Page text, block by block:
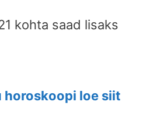
kohta saad lisaks
loe siit